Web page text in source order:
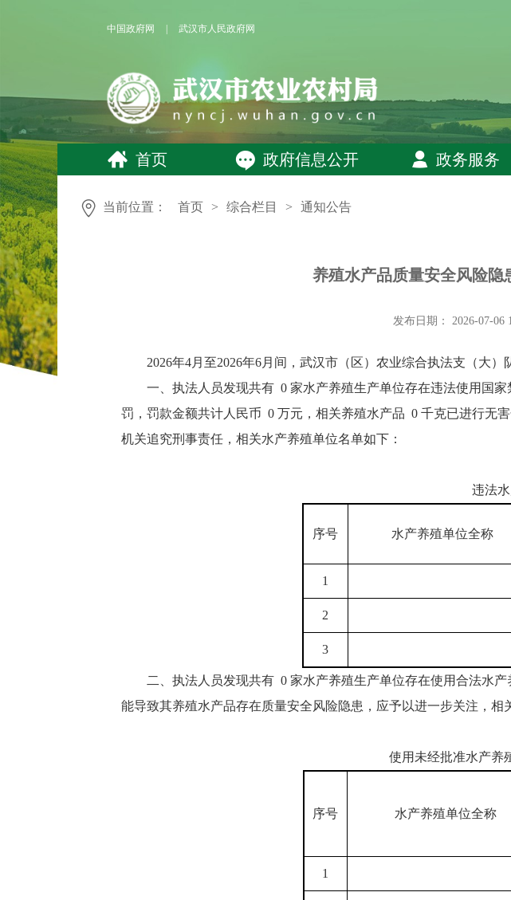
中国政府网 武汉市人民政府网
首页 政府信息公开 政务服务
当前位置： 首页 > 综合栏目 > 通知公告
养殖水产品质量安全风险隐
发布日期： 2026-07-06
2026年4月至2026年6月间，武汉市（区）农业综合执法支（大
一、执法人员发现共有 0 家水产养殖生产单位存在违法使用国
罚，罚款金额共计人民币 0 万元，相关养殖水产品 0 千克已进行无
机关追究刑事责任，相关水产养殖单位名单如下：
违法
序号 水产养殖单位全称
1
2
3
二、执法人员发现共有 0 家水产养殖生产单位存在使用合法水
能导致其养殖水产品存在质量安全风险隐患，应予以进一步关注，相
使用未经批准水产养
序号 水产养殖单位全称
1